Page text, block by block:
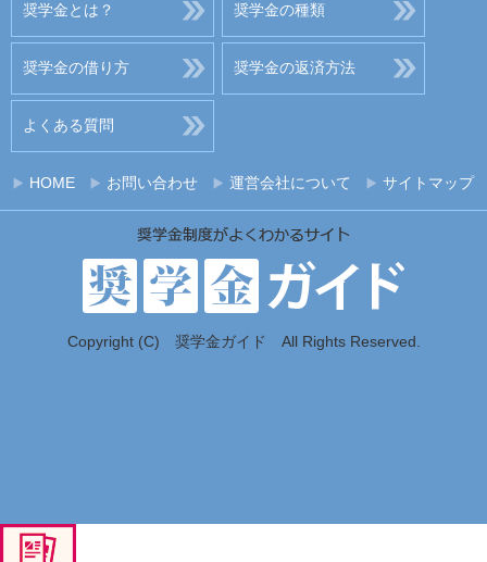
奨学金とは？ 奨学金の種類
奨学金の借り方 奨学金の返済方法
よくある質問
HOME お問い合わせ 運営会社について サイトマップ
Copyright (C) 奨学金ガイド All Rights Reserved.